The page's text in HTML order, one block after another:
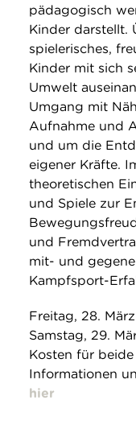
pädagogisch
Kinder darstellt.
spielerisches,
Kinder mit sich
Umwelt
Umgang mit
Aufnahme und
und um die
eigener Kräfte.
theoretischen
und Spiele zur
und
mit- und
Kampfsport-
Freitag, 28.
Samstag, 29.
Kosten für beide
Informationen
hier